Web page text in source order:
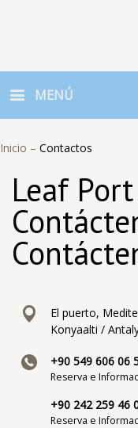
MENÚ
Inicio – Contactos
Leaf
El puerto,
Konyaalti /
+90 549 606 06
Reserva e
+90 242 259 46
Reserva e